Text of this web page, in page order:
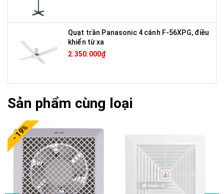
Quạt trần Panasonic 4 cánh F-56XPG, điều
khiển từ xa
2.350.000₫
Sản phẩm cùng loại
- 19%